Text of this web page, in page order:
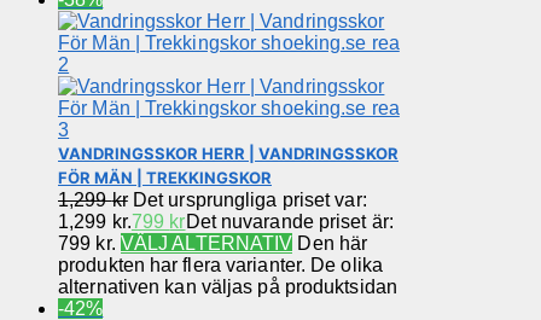
VANDRINGSSKOR HERR | VANDRINGSSKOR
FÖR MÄN | TREKKINGSKOR
1,299kr Det ursprungliga priset var:
1,299 kr.799 krDet nuvarande priset är:
799 kr. VÄLJ ALTERNATIV Den här
produkten har flera varianter. De olika
alternativen kan väljas på produktsidan
-42%